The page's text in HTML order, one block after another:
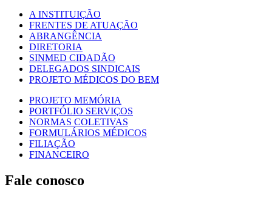
A INSTITUIÇÃO
FRENTES DE ATUAÇÃO
ABRANGÊNCIA
DIRETORIA
SINMED CIDADÃO
DELEGADOS SINDICAIS
PROJETO MÉDICOS DO BEM
PROJETO MEMÓRIA
PORTFÓLIO SERVIÇOS
NORMAS COLETIVAS
FORMULÁRIOS MÉDICOS
FILIAÇÃO
FINANCEIRO
Fale conosco